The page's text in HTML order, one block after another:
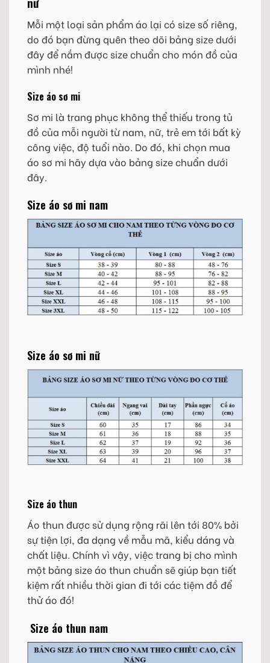
Mỗi một loại sản phẩm áo lại có size số riêng,
do đó bạn đừng quên theo dõi bảng size dưới
đây để nắm được size chuẩn cho món đồ của
mình nhé!
Size áo sơ mi
Sơ mi là trang phục không thể thiếu trong tủ
đồ của mỗi người từ nam, nữ, trẻ em tới bất kỳ
công việc, độ tuổi nào. Do đó, khi chọn mua
áo sơ mi hãy dựa vào bảng size chuẩn dưới
đây.
Size áo sơ mi nam
Size áo sơ mi nữ
Size áo thun
Áo thun được sử dụng rộng rãi lên tới 80% bởi
sự tiện lợi, đa dạng về mẫu mã, kiểu dáng và
chất liệu. Chính vì vậy, việc trang bị cho mình
một bảng size áo thun chuẩn sẽ giúp bạn tiết
kiệm rất nhiều thời gian đi tới các tiệm đồ để
thử áo đó!
Size áo thun nam